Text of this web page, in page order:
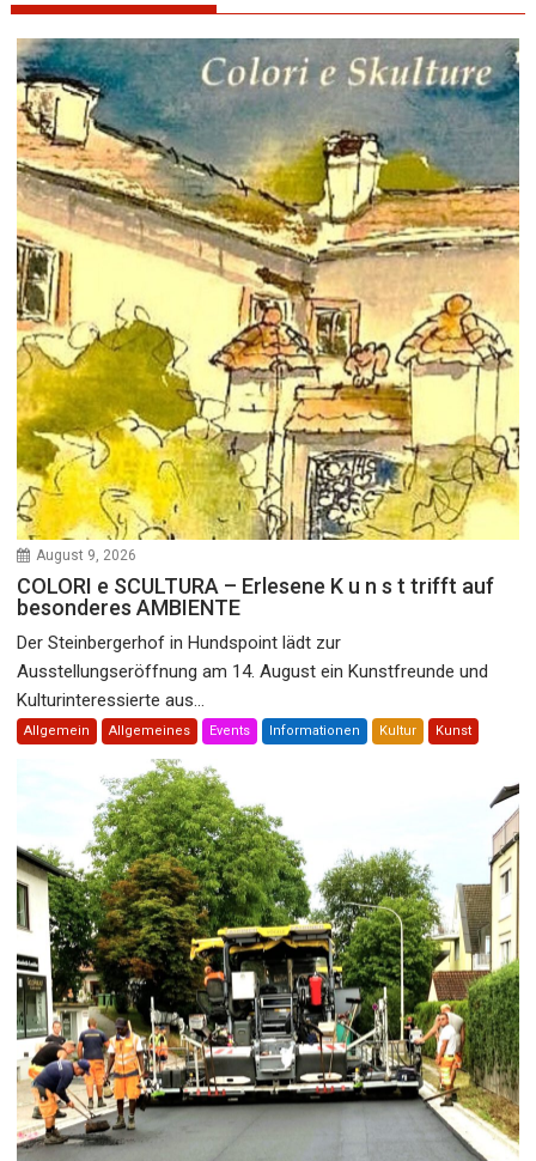
August 9, 2026
COLORI e SCULTURA – Erlesene K u n s t trifft auf
besonderes AMBIENTE
Der Steinbergerhof in Hundspoint lädt zur
Ausstellungseröffnung am 14. August ein Kunstfreunde und
Kulturinteressierte aus...
Allgemein Allgemeines Events Informationen Kultur Kunst